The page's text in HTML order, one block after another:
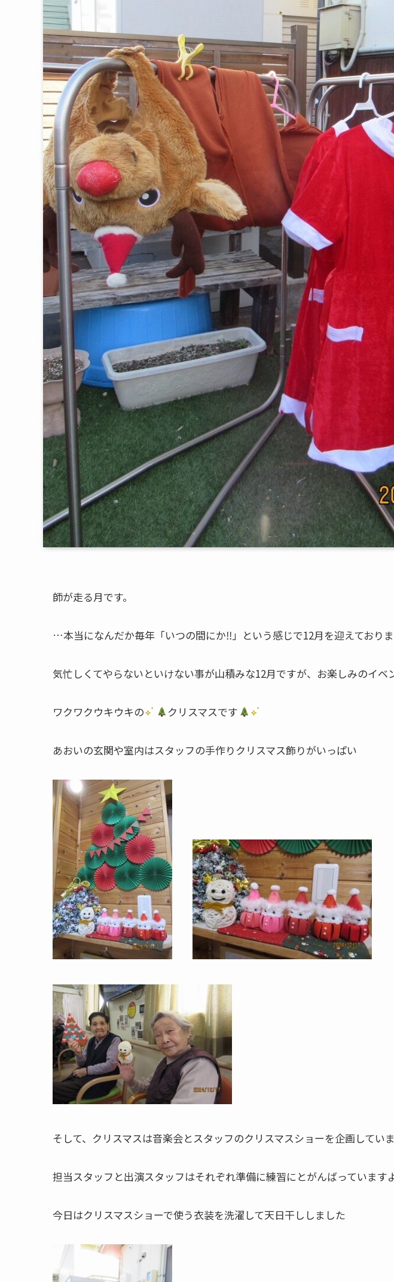
師が走る月です。
…本当になんだか毎年「いつの間にか‼」という感じで12月を迎えており
気忙しくてやらないといけない事が山積みな12月ですが、お楽しみのイベ
ワクワクウキウキの クリスマスです
あおいの玄関や室内はスタッフの手作りクリスマス飾りがいっぱい
そして、クリスマスは音楽会とスタッフのクリスマスショーを企画してい
担当スタッフと出演スタッフはそれぞれ準備に練習にとがんばっています
今日はクリスマスショーで使う衣装を洗濯して天日干ししました